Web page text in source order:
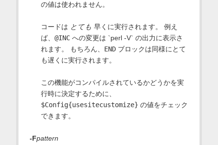
の値は使われません。
コードは とても 早くに実行されます。 例え
ば、 @INCへの変更は `perl -V` の出力に表示さ
れます。 もちろん、 ENDブロックは同様にとて
も遅くに実行されます。
この機能がコンパイルされているかどうかを実
行時に決定するために、
$Config{usesitecustomize} の値をチェック
できます。
-Fpattern